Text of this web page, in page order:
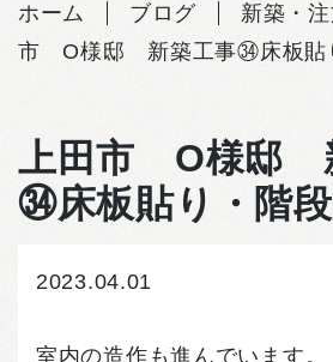
ホーム ブログ 新築・
市 O様邸 新築工事㉞床板貼
上田市 O様邸
㉞床板貼り・階
2023.04.01
室内の造作も進んでいます。